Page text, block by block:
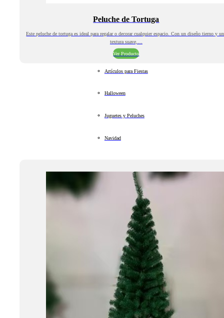
Peluche de Tortuga
Este peluche de tortuga es ideal para regalar o decorar cualquier espacio. Con un diseño tierno y
textura suave,…
Ver Producto
Artículos para Fiestas
Halloween
Juguetes y Peluches
Navidad